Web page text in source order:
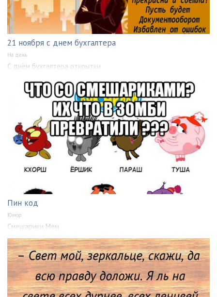
21 ноября с днем бухгалтера
На день
С днём бухгалтера открытки
Пин код
Юмор
Смешарики Мем